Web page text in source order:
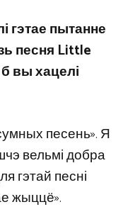
гэтае пытанне
песня Little
вы хацелі
песень». Я
вельмі добра
гэтай песні
жыццё».